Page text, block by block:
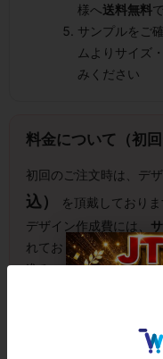
様へ送料無料
サンプルをご
ムよりサイズ
みください
料金について（初回
初回のご注文時は、デ
込）
を頂戴しておりま
デザイン作成費には、
れておりますので、実
進みいただけます。
5,500円
に！